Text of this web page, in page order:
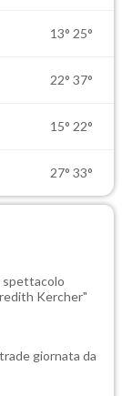
13° 25°
22° 37°
15° 22°
27° 33°
spettacolo
Kercher"
giornata da